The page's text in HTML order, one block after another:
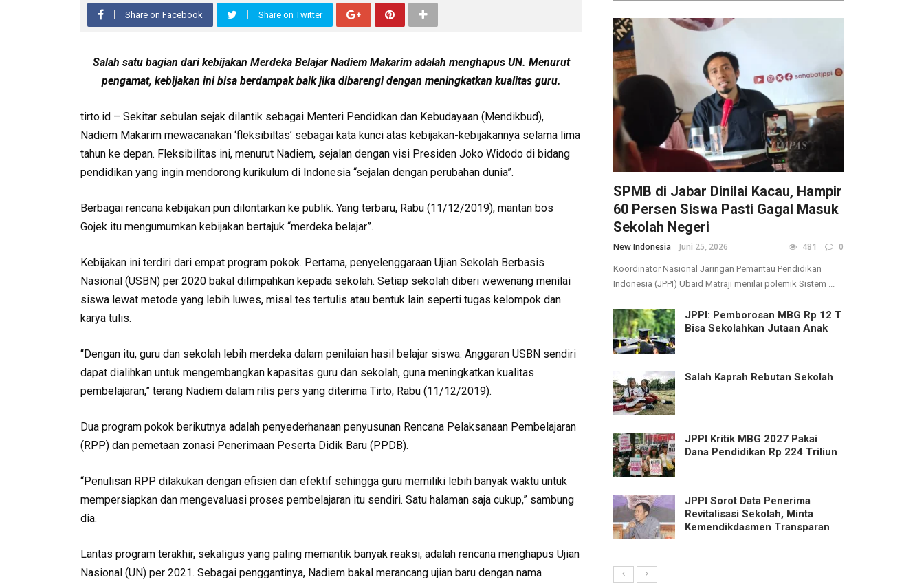
Share on Facebook Share on Twitter
Salah satu bagian dari kebijakan Merdeka Belajar Nadiem Makarim adalah menghapus UN. Menurut
pengamat, kebijakan ini bisa berdampak baik jika dibarengi dengan meningkatkan kualitas guru.
tirto.id – Sekitar sebulan sejak dilantik sebagai Menteri Pendidkan dan Kebudayaan (Mendikbud),
Nadiem Makarim mewacanakan ‘fleksibiltas’ sebagai kata kunci atas kebijakan-kebijakannya selama lima
tahun ke depan. Fleksibilitas ini, menurut Nadiem, sejalan dengan visi Presiden Joko Widodo di bidang
pendidikan yang ingin mendorong kurikulum di Indonesia “sejalan dengan perubahan dunia”.
Berbagai rencana kebijakan pun dilontarkan ke publik. Yang terbaru, Rabu (11/12/2019), mantan bos
Gojek itu mengumumkan kebijakan bertajuk “merdeka belajar”.
Kebijakan ini terdiri dari empat program pokok. Pertama, penyelenggaraan Ujian Sekolah Berbasis
Nasional (USBN) per 2020 bakal dilimpahkan kepada sekolah. Setiap sekolah diberi wewenang menilai
siswa lewat metode yang lebih luwes, misal tes tertulis atau bentuk lain seperti tugas kelompok dan
karya tulis.
“Dengan itu, guru dan sekolah lebih merdeka dalam penilaian hasil belajar siswa. Anggaran USBN sendiri
dapat dialihkan untuk mengembangkan kapasitas guru dan sekolah, guna meningkatkan kualitas
pembelajaran,” terang Nadiem dalam rilis pers yang diterima Tirto, Rabu (11/12/2019).
Dua program pokok berikutnya adalah penyederhanaan penyusunan Rencana Pelaksanaan Pembelajaran
(RPP) dan pemetaan zonasi Penerimaan Peserta Didik Baru (PPDB).
“Penulisan RPP dilakukan dengan efisien dan efektif sehingga guru memiliki lebih banyak waktu untuk
mempersiapkan dan mengevaluasi proses pembelajaran itu sendiri. Satu halaman saja cukup,” sambung
dia.
Lantas program terakhir, sekaligus yang paling memantik banyak reaksi, adalah rencana menghapus Ujian
Nasional (UN) per 2021. Sebagai penggantinya, Nadiem bakal merancang ujian baru dengan nama
SPMB di Jabar Dinilai Kacau, Hampir
60 Persen Siswa Pasti Gagal Masuk
Sekolah Negeri
New Indonesia Juni 25, 2026 481 0
Koordinator Nasional Jaringan Pemantau Pendidikan
Indonesia (JPPI) Ubaid Matraji menilai polemik Sistem ...
JPPI: Pemborosan MBG Rp 12 T
Bisa Sekolahkan Jutaan Anak
Salah Kaprah Rebutan Sekolah
JPPI Kritik MBG 2027 Pakai
Dana Pendidikan Rp 224 Triliun
JPPI Sorot Data Penerima
Revitalisasi Sekolah, Minta
Kemendikdasmen Transparan